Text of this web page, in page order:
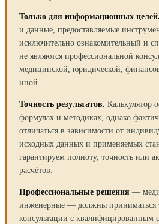
Только для информационных целей.
и данные, предоставляемые
исключительно ознакомительный и
не являются профессиональной
медицинской, юридической,
иной.
Точность результатов. Калькулятор
формулах и методиках, однако
отличаться в зависимости от
исходных данных и применяемых
гарантируем полноту, точность или
расчётов.
Профессиональные решения —
инженерные — должны приниматься
консультации с квалифицированным